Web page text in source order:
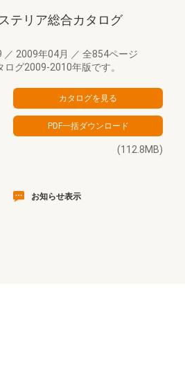
テリア総合カタログ
／ 2009年04月 ／ 全854ページ
グ2009-2010年版です。
(112.8MB)
お知らせ表示